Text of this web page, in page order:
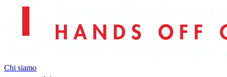
Chi siamo